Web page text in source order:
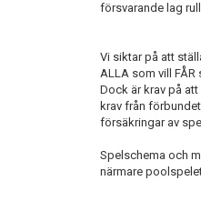
försvarande lag
Vi siktar på att
ALLA som vill FÅR
Dock är krav på
krav från
försäkringar av
Spelschema och
närmare